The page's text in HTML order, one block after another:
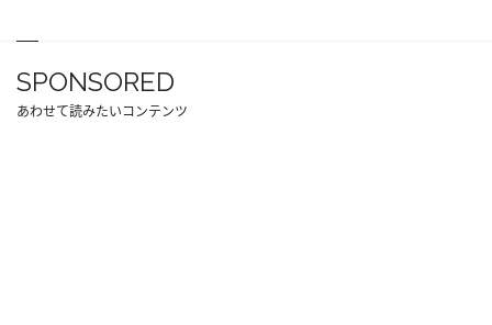
SPONSORED
あわせて読みたいコンテンツ